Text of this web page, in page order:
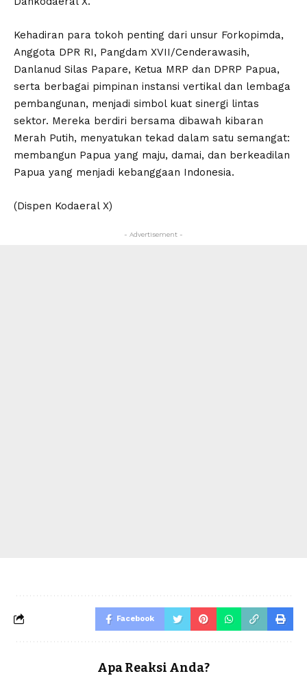
Kehadiran para tokoh penting dari unsur Forkopimda,
Anggota DPR RI, Pangdam XVII/Cenderawasih,
Danlanud Silas Papare, Ketua MRP dan DPRP Papua,
serta berbagai pimpinan instansi vertikal dan lembaga
pembangunan, menjadi simbol kuat sinergi lintas
sektor. Mereka berdiri bersama dibawah kibaran
Merah Putih, menyatukan tekad dalam satu semangat:
membangun Papua yang maju, damai, dan berkeadilan
Papua yang menjadi kebanggaan Indonesia.
(Dispen Kodaeral X)
- Advertisement -
Facebook
Apa Reaksi Anda?